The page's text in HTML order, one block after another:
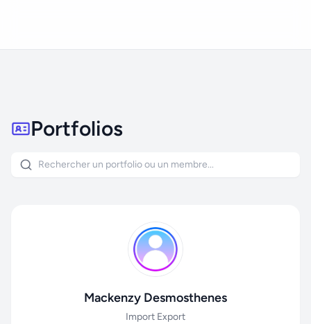
Portfolios
Mackenzy Desmosthenes
Import Export